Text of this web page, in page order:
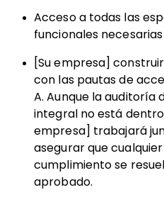
Acceso a todas las
funcionales
[Su empresa]
con las pautas de
A. Aunque la auditoría
integral no está
empresa] trabajará
asegurar que
cumplimiento se
aprobado.